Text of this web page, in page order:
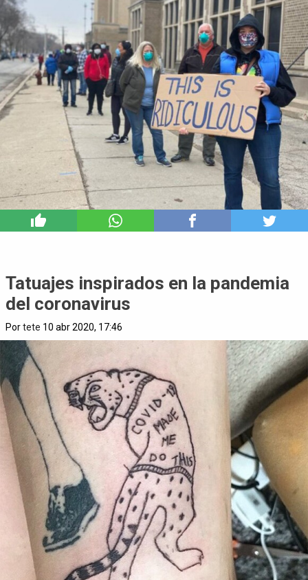
Tatuajes inspirados en la pandemia
del coronavirus
Portete 10 abr 2020, 17:46